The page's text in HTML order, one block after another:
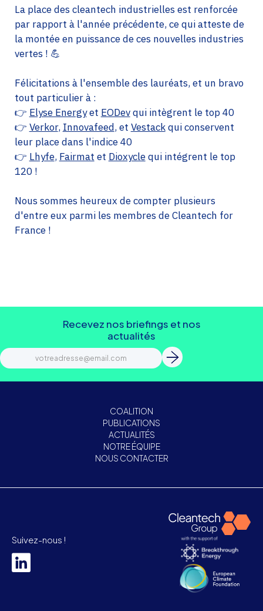
La place des cleantech industrielles est renforcée
par rapport à l'année précédente, ce qui atteste de
la montée en puissance de ces nouvelles industries
vertes ! 💪
Félicitations à l'ensemble des lauréats, et un bravo
tout particulier à :
👉 Elyse Energyet EODevqui intègrent le top 40
👉 Verkor, Innovafeed, et Vestackqui conservent
leur place dans l'indice 40
👉 Lhyfe, Fairmat et Dioxyclequi intégrent le top
120 !
Nous sommes heureux de compter plusieurs
d'entre eux parmi les membres de Cleantech for
France !
Recevez nos briefings et nos
actualités
COALITION
PUBLICATIONS
ACTUALITÉS
NOTRE ÉQUIPE
NOUS CONTACTER
Suivez-nous !